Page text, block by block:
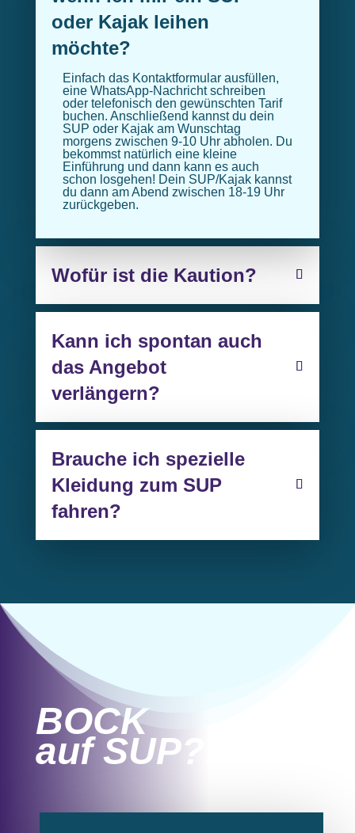
oder Kajak leihen
möchte?
Einfach das Kontaktformular ausfüllen,
eine WhatsApp-Nachricht schreiben
oder telefonisch den gewünschten Tarif
buchen. Anschließend kannst du dein
SUP oder Kajak am Wunschtag
morgens zwischen 9-10 Uhr abholen. Du
bekommst natürlich eine kleine
Einführung und dann kann es auch
schon losgehen! Dein SUP/Kajak kannst
du dann am Abend zwischen 18-19 Uhr
zurückgeben.
Wofür ist die Kaution?
Kann ich spontan auch
das Angebot
verlängern?
Brauche ich spezielle
Kleidung zum SUP
fahren?
BOCK
auf SUP?!